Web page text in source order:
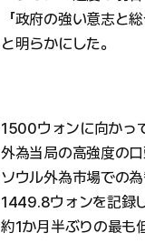
「政府の強い意志と
と明らかにした。
1500ウォンに向かっ
外為当局の高強度の
ソウル外為市場での
1449.8ウォンを記録
約1か月半ぶりの最も